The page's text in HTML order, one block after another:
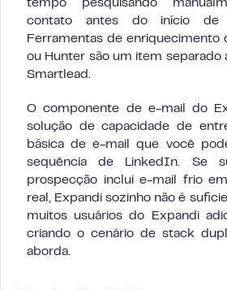
tempo pesquisando
contato antes do início de
Ferramentas de enriquecimento
ou Hunter são um item separado
Smartlead.
O componente de e-mail do
solução de capacidade de
básica de e-mail que você
sequência de LinkedIn. Se
prospecção inclui e-mail frio
real, Expandi sozinho não é
muitos usuários do Expandi
criando o cenário de stack
aborda.